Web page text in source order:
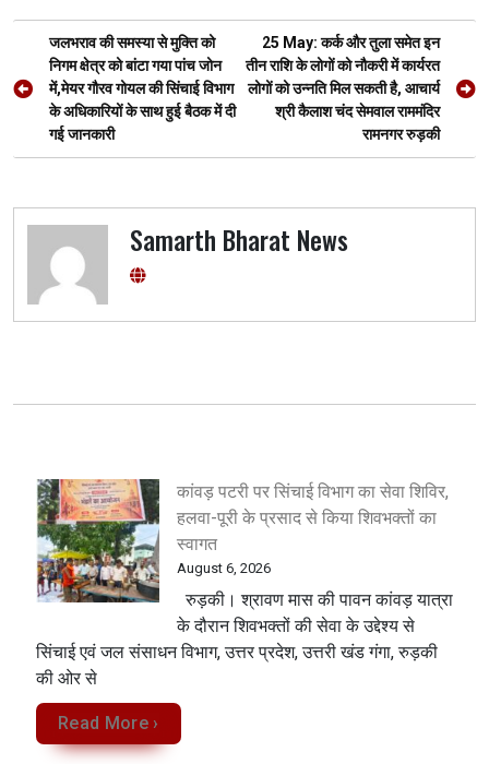
o
o
k
A
p
p
a
m
g
er
Post
navigation
जलभराव की समस्या से मुक्ति को
निगम क्षेत्र को बांटा गया पांच जोन
में,मेयर गौरव गोयल की सिंचाई विभाग
के अधिकारियों के साथ हुई बैठक में दी
गई जानकारी
25 May: कर्क और तुला समेत इन
तीन राशि के लोगों को नौकरी में कार्यरत
लोगों को उन्नति मिल सकती है, आचार्य
श्री कैलाश चंद सेमवाल राममंदिर
रामनगर रुड़की
Samarth Bharat News
कांवड़ पटरी पर सिंचाई विभाग का सेवा शिविर,
हलवा-पूरी के प्रसाद से किया शिवभक्तों का
स्वागत
August 6, 2026
रुड़की। श्रावण मास की पावन कांवड़ यात्रा
के दौरान शिवभक्तों की सेवा के उद्देश्य से
सिंचाई एवं जल संसाधन विभाग, उत्तर प्रदेश, उत्तरी खंड गंगा, रुड़की
की ओर से
Read More ›